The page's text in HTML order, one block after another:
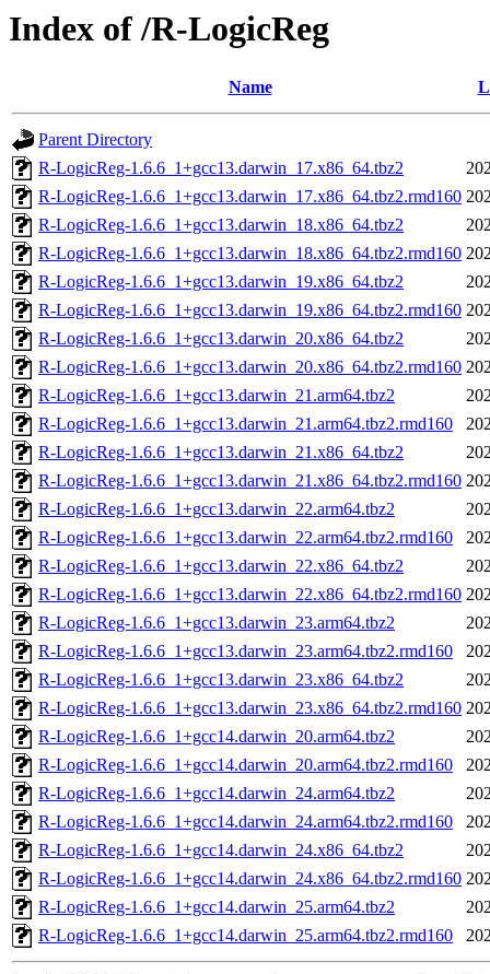
Index of /R-LogicReg
Name
Parent Directory
R-LogicReg-1.6.6_1+gcc13.darwin_17.x86_64.tbz2
R-LogicReg-1.6.6_1+gcc13.darwin_17.x86_64.tbz2.rmd160
R-LogicReg-1.6.6_1+gcc13.darwin_18.x86_64.tbz2
R-LogicReg-1.6.6_1+gcc13.darwin_18.x86_64.tbz2.rmd160
R-LogicReg-1.6.6_1+gcc13.darwin_19.x86_64.tbz2
R-LogicReg-1.6.6_1+gcc13.darwin_19.x86_64.tbz2.rmd160
R-LogicReg-1.6.6_1+gcc13.darwin_20.x86_64.tbz2
R-LogicReg-1.6.6_1+gcc13.darwin_20.x86_64.tbz2.rmd160
R-LogicReg-1.6.6_1+gcc13.darwin_21.arm64.tbz2
R-LogicReg-1.6.6_1+gcc13.darwin_21.arm64.tbz2.rmd160
R-LogicReg-1.6.6_1+gcc13.darwin_21.x86_64.tbz2
R-LogicReg-1.6.6_1+gcc13.darwin_21.x86_64.tbz2.rmd160
R-LogicReg-1.6.6_1+gcc13.darwin_22.arm64.tbz2
R-LogicReg-1.6.6_1+gcc13.darwin_22.arm64.tbz2.rmd160
R-LogicReg-1.6.6_1+gcc13.darwin_22.x86_64.tbz2
R-LogicReg-1.6.6_1+gcc13.darwin_22.x86_64.tbz2.rmd160
R-LogicReg-1.6.6_1+gcc13.darwin_23.arm64.tbz2
R-LogicReg-1.6.6_1+gcc13.darwin_23.arm64.tbz2.rmd160
R-LogicReg-1.6.6_1+gcc13.darwin_23.x86_64.tbz2
R-LogicReg-1.6.6_1+gcc13.darwin_23.x86_64.tbz2.rmd160
R-LogicReg-1.6.6_1+gcc14.darwin_20.arm64.tbz2
R-LogicReg-1.6.6_1+gcc14.darwin_20.arm64.tbz2.rmd160
R-LogicReg-1.6.6_1+gcc14.darwin_24.arm64.tbz2
R-LogicReg-1.6.6_1+gcc14.darwin_24.arm64.tbz2.rmd160
R-LogicReg-1.6.6_1+gcc14.darwin_24.x86_64.tbz2
R-LogicReg-1.6.6_1+gcc14.darwin_24.x86_64.tbz2.rmd160
R-LogicReg-1.6.6_1+gcc14.darwin_25.arm64.tbz2
R-LogicReg-1.6.6_1+gcc14.darwin_25.arm64.tbz2.rmd160